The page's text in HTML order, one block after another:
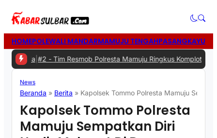
HOMEPOLEWALI MANDARMAMUJU TENGAHPASANGKAYU
#2 - Tim Resmob Polresta Mamuju Ringkus Komplotan Spesialis
News
Beranda » Berita » Kapolsek Tommo Polresta Mamuju
Kapolsek Tommo Polresta
Mamuju Sempatkan Diri